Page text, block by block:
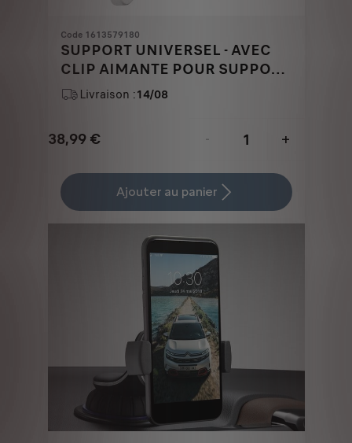
Code 1613579180
SUPPORT UNIVERSEL - AVEC
CLIP AIMANTE POUR SUPPORT
&QUOT;TETRAX&QUOT;
Livraison :14/08
38,99 €
Price
38,99
€
-
+
Quantity
updated
1
Ajouter au panier